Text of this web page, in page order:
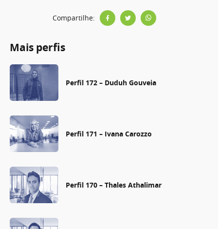
Compartilhe:
Mais perfis
Perfil 172 – Duduh Gouveia
Perfil 171 – Ivana Carozzo
Perfil 170 – Thales Athalimar